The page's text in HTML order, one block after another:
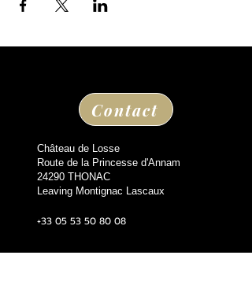
Contact
Château de Losse
Route de la Princesse d'Annam
24290 THONAC
Leaving Montignac Lascaux
+33 05 53 50 80 08